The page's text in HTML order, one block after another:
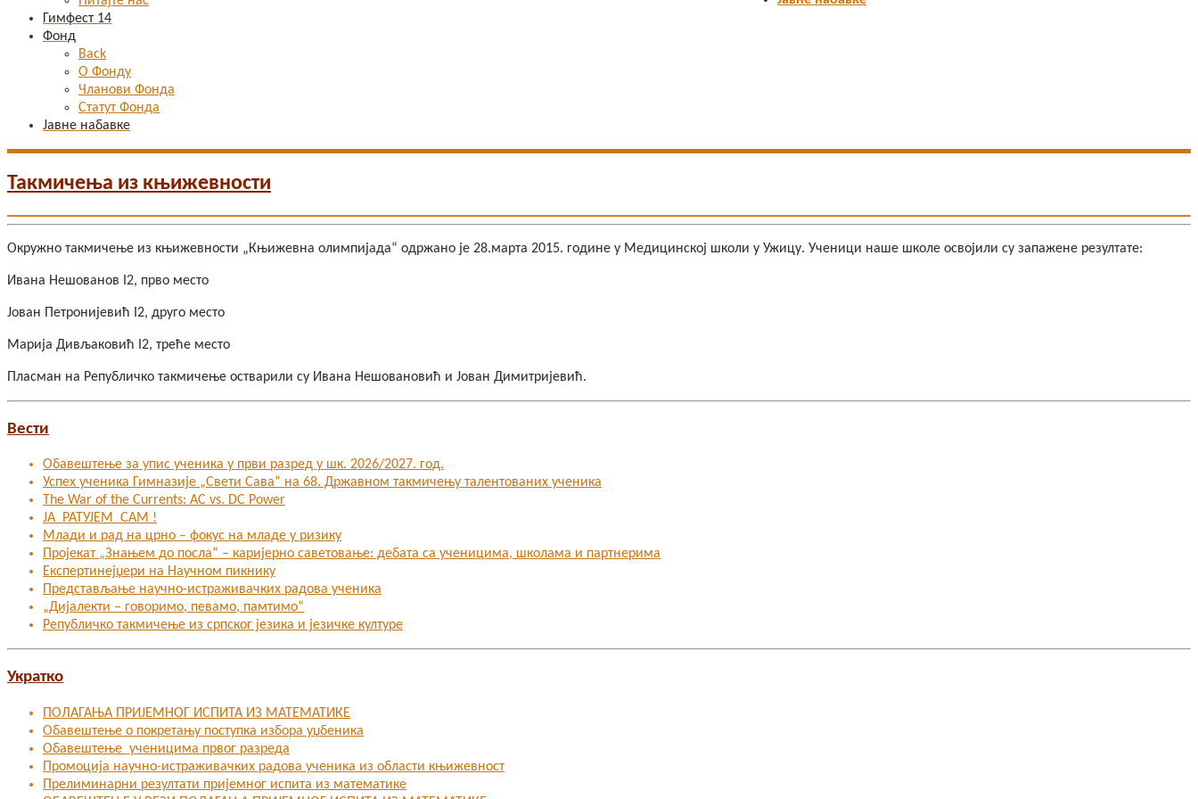
Гимфест 14
Фонд
Back
О Фонду
Чланови Фонда
Статут Фонда
Јавне набавке
Такмичења из књижевности
Окружно такмичење из књижевности „Књижевна олимпијада“ одржано је 28.марта 2015. године у Медицинској школи у Ужицу. Ученици наше школе освојили су запажене резултате:
Ивана Нешованов I2, прво место
Јован Петронијевић I2, друго место
Марија Дивљаковић I2, треће место
Пласман на Републичко такмичење остварили су Ивана Нешовановић и Јован Димитријевић.
Вести
Обавештење за упис ученика у први разред у шк. 2026/2027. год.
Успех ученика Гимназије „Свети Сава“ на 68. Државном такмичењу талентованих ученика
The War of the Currents: AC vs. DC Power
ЈА РАТУЈЕМ САМ !
Млади и рад на црно – фокус на младе у ризику
Пројекат „Знањем до посла“ – каријерно саветовање: дебата са ученицима, школама и партнерима
Експертинејџери на Научном пикнику
Представљање научно-истраживачких радова ученика
„Дијалекти – говоримо, певамо, памтимо“
Републичко такмичење из српског језика и језичке културе
Укратко
ПОЛАГАЊА ПРИЈЕМНОГ ИСПИТА ИЗ МАТЕМАТИКЕ
Обавештење о покретању поступка избора уџбеника
Обавештење ученицима првог разреда
Промоција научно-истраживачких радова ученика из области књижевност
Прелиминарни резултати пријемног испита из математике